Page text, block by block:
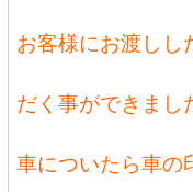
お客様にお渡しし
だく事ができまし
車についたら車の